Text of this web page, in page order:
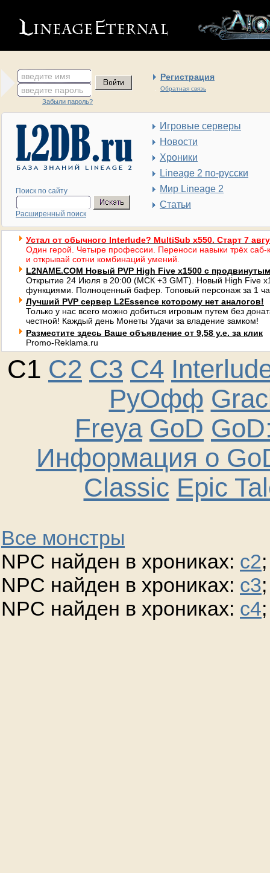
введите имя Регистрация
Обратная связь
введите пароль
Забыли пароль?
Поиск по сайту
Расширенный поиск
Игровые серверы
Новости
Хроники
Lineage 2 по-русски
Мир Lineage 2
Статьи
Устал от обычного Interlude? MultiSub x550. Старт 7
Один герой. Четыре профессии. Переноси навыки трёх саб-
и открывай сотни комбинаций умений.
L2NAME.COM Новый PVP High Five x1500 с
Открытие 24 Июля в 20:00 (МСК +3 GMT). Новый High Five
функциями. Полноценный бафер. Топовый персонаж за 1
Лучший PVP сервер L2Essence которому нет аналогов!
Только у нас всего можно добиться игровым путем без
честной! Каждый день Монеты Удачи за владение замком!
Разместите здесь Ваше объявление от 9,58 у.е. за клик
Promo-Reklama.ru
C1 C2 C3 C4
РуОфф
Freya GoD
Информация о
Classic Epic
Все монстры
NPC найден в хрониках: c2;
NPC найден в хрониках: c3;
NPC найден в хрониках: c4;